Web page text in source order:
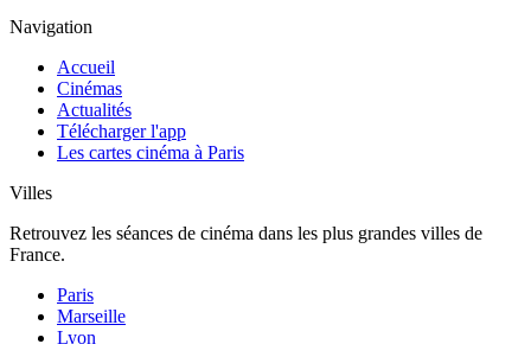
Navigation
Accueil
Cinémas
Actualités
Télécharger l'app
Les cartes cinéma à Paris
Villes
Retrouvez les séances de cinéma dans les plus grandes villes de
France.
Paris
Marseille
Lyon